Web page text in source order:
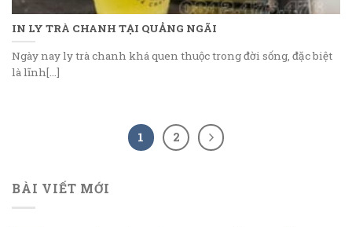
IN LY TRÀ CHANH TẠI QUẢNG NGÃI
Ngày nay ly trà chanh khá quen thuộc trong đời sống, đặc biệt
là lĩnh[...]
1 2
BÀI VIẾT MỚI